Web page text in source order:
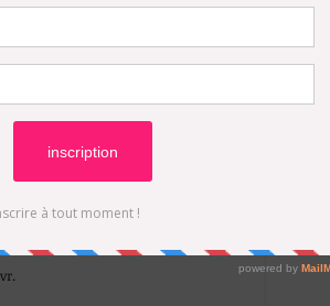
BUSINESS MANAGER
DESIGN D'ESPACES AGENCEMENT